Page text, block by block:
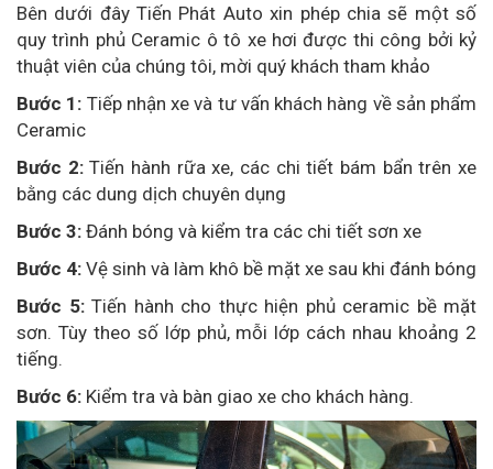
Bên dưới đây Tiến Phát Auto xin phép chia sẽ một số
quy trình phủ Ceramic ô tô xe hơi được thi công bởi kỷ
thuật viên của chúng tôi, mời quý khách tham khảo
Bước 1: Tiếp nhận xe và tư vấn khách hàng về sản phẩm
Ceramic
Bước 2:Tiến hành rữa xe, các chi tiết bám bẩn trên xe
bằng các dung dịch chuyên dụng
Bước 3: Đánh bóng và kiểm tra các chi tiết sơn xe
Bước 4: Vệ sinh và làm khô bề mặt xe sau khi đánh bóng
Bước 5: Tiến hành cho thực hiện phủ ceramic bề mặt
sơn. Tùy theo số lớp phủ, mỗi lớp cách nhau khoảng 2
tiếng.
Bước 6: Kiểm tra và bàn giao xe cho khách hàng.